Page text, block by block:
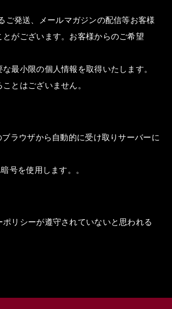
ご発送、メールマガジンの配信等お客様
がございます。お客様からのご希望
最小限の個人情報を取得いたします。
とはございません。
ラウザから自動的に受け取りサーバーに
号を使用します。。
リシーが遵守されていないと思われる